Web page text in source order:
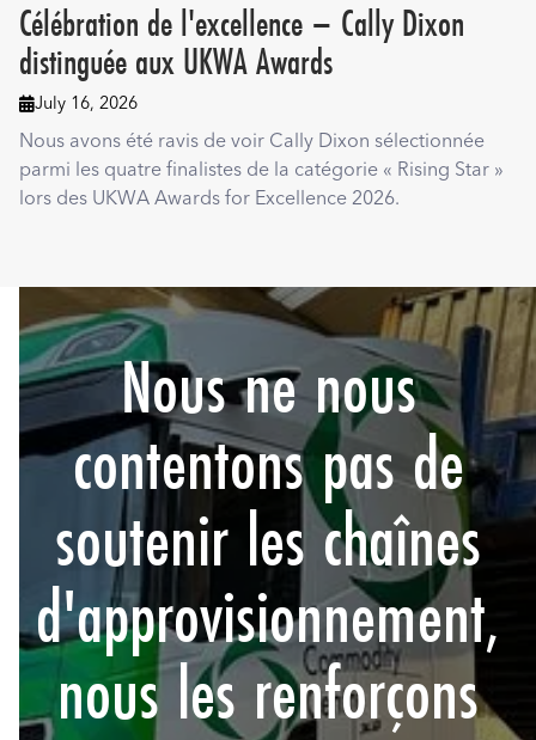
Célébration de l'excellence – Cally Dixon
distinguée aux UKWA Awards
July 16, 2026
Nous avons été ravis de voir Cally Dixon sélectionnée
parmi les quatre finalistes de la catégorie « Rising Star »
lors des UKWA Awards for Excellence 2026.
Nous ne nous
contentons pas de
soutenir les chaînes
d'approvisionnement,
nous les renforçons